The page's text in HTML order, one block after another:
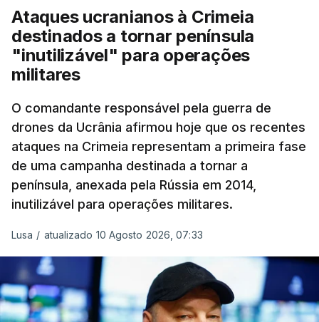
Ataques ucranianos à Crimeia
destinados a tornar península
"inutilizável" para operações
militares
O comandante responsável pela guerra de
drones da Ucrânia afirmou hoje que os recentes
ataques na Crimeia representam a primeira fase
de uma campanha destinada a tornar a
península, anexada pela Rússia em 2014,
inutilizável para operações militares.
Lusa / atualizado 10 Agosto 2026, 07:33